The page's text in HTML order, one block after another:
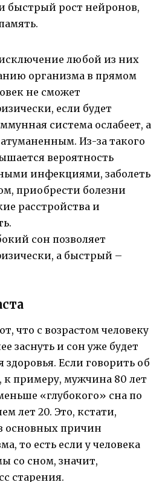
быстрый рост нейронов,
любой из них
организма в прямом
не сможет
если будет
система ослабеет, а
Из-за такого
вероятность
инфекциями, заболеть
приобрести болезни
расстройства и
сон позволяет
а быстрый –
что с возрастом человеку
заснуть и сон уже будет
здоровья. Если говорить об
к примеру, мужчина 80 лет
«глубокого» сна по
лет 20. Это, кстати,
основных причин
то есть если у человека
со сном, значит,
старения.